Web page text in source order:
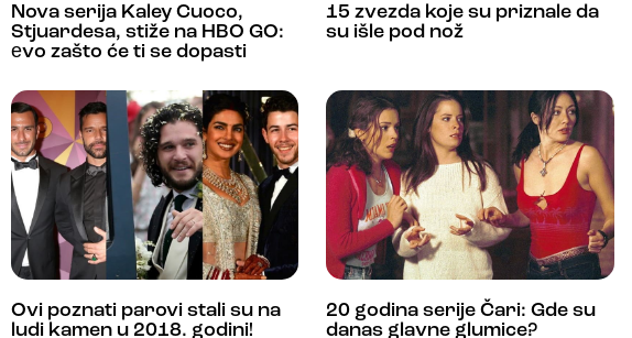
Nova serija Kaley Cuoco,
Stjuardesa, stiže na HBO GO:
еvo zašto će ti se dopasti
15 zvezda koje su priznale da
su išle pod nož
Ovi poznati parovi stali su na
ludi kamen u 2018. godini!
20 godina serije Čari: Gde su
danas glavne glumice?